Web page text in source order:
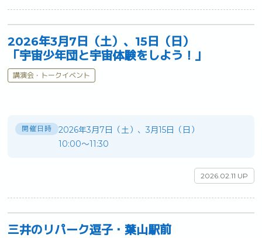
2026年3月7日（土）、15日（日）
「宇宙少年団と宇宙体験をしよう！」
講演会・トークイベント
開催日時
2026年3月7日（土）、3月15日（日）
10:00～11:30
2026.02.11 UP
三井のリパーク逗子・葉山駅前